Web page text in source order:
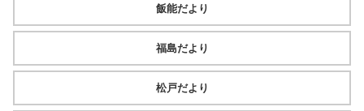
飯能だより
福島だより
松戸だより